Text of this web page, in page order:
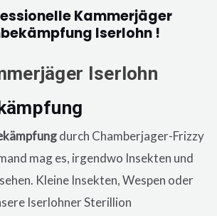
Kammerjäger
Iserlohn !
Iserlohn
durch Chamberjager-Frizzy
mag es, irgendwo Insekten und
Kleine Insekten, Wespen oder
IserlohnerSterillion